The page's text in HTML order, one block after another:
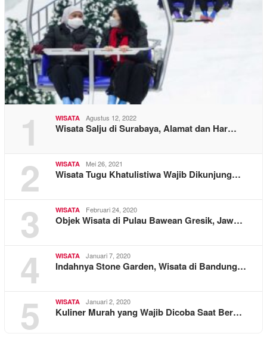
1 WISATA Agustus 12, 2022
Wisata Salju di Surabaya, Alamat dan Har…
2 WISATA Mei 26, 2021
Wisata Tugu Khatulistiwa Wajib Dikunjung…
3 WISATA Februari 24, 2020
Objek Wisata di Pulau Bawean Gresik, Jaw…
4 WISATA Januari 7, 2020
Indahnya Stone Garden, Wisata di Bandung…
5 WISATA Januari 2, 2020
Kuliner Murah yang Wajib Dicoba Saat Ber…